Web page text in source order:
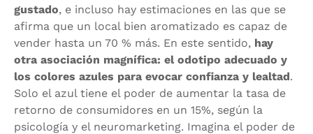
gustado, e incluso hay estimaciones en las que se
afirma que un local bien aromatizado es capaz de
vender hasta un 70 % más. En este sentido, hay
otra asociación magnífica: el odotipo adecuado y
los colores azules para evocar confianza y lealtad.
Solo el azul tiene el poder de aumentar la tasa de
retorno de consumidores en un 15%, según la
psicología y el neuromarketing. Imagina el poder de